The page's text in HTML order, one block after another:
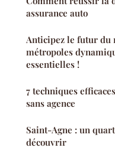
assurance auto
Anticipez le futur du
métropoles
essentielles !
7 techniques
sans agence
Saint-Agne : un
découvrir